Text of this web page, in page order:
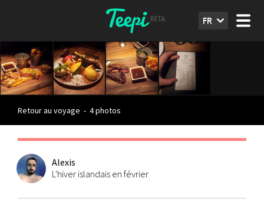
FR
Retour au voyage - 4 photos
Alexis
L'hiver islandais en février